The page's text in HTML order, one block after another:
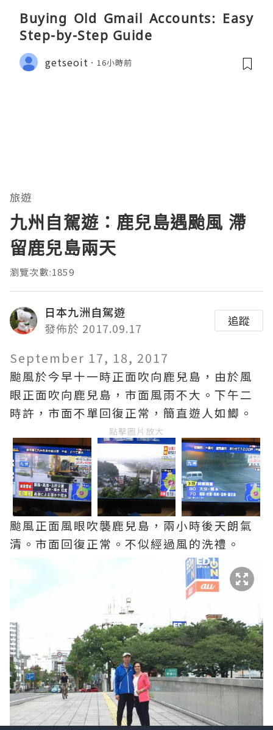
Buying Old Gmail Accounts: Easy
Step-by-Step Guide
getseoit 16小時前
旅遊
九州自駕遊：鹿兒島遇颱風 滯
留鹿兒島兩天
瀏覽次數:1859
日本九洲自駕遊
發佈於 2017.09.17
追蹤
September 17, 18, 2017
颱風於今早十一時正面吹向鹿兒島，由於風
眼正面吹向鹿兒島，市面風雨不大。下午二
時許，市面不單回復正常，簡直遊人如鯽。
點擊圖片放大
颱風正面風眼吹襲鹿兒島，兩小時後天朗氣
清。市面回復正常。不似經過風的洗禮。